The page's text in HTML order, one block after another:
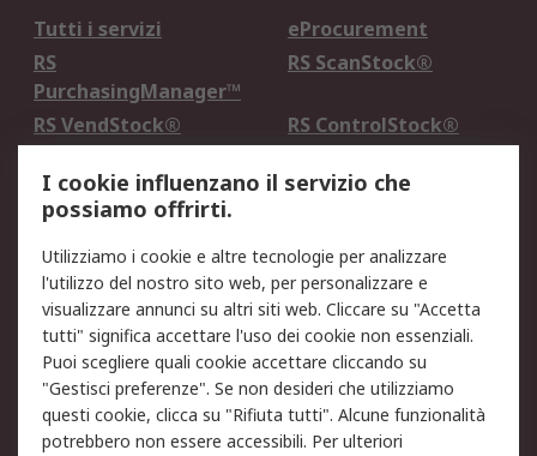
Tutti i servizi
eProcurement
RS
PurchasingManager™
RS ScanStock®
RS VendStock®
RS ControlStock®
Legale
Informativa Cookie
Informativa Privacy -
Aggiornata
Email Security
Termini d'uso
Condizioni di vendita
Condizioni generali di
servizio
Etica e responsabilità
I cookie influenzano il servizio che
possiamo offrirti.
Utilizziamo i cookie e altre tecnologie per analizzare
l'utilizzo del nostro sito web, per personalizzare e
visualizzare annunci su altri siti web. Cliccare su "Accetta
tutti" significa accettare l'uso dei cookie non essenziali.
Puoi scegliere quali cookie accettare cliccando su
"Gestisci preferenze". Se non desideri che utilizziamo
questi cookie, clicca su "Rifiuta tutti". Alcune funzionalità
potrebbero non essere accessibili. Per ulteriori